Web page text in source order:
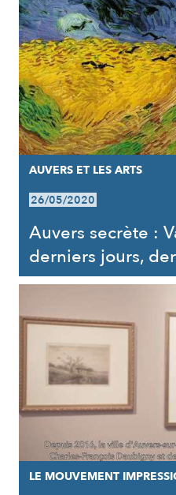
AUVERS ET LES ARTS
26/05/2020
Auvers secrète :
derniers jours,
LE MOUVEMENT